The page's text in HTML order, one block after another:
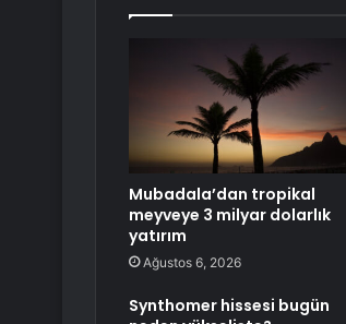
Mubadala’dan tropikal
meyveye 3 milyar dolarlık
yatırım
Ağustos 6, 2026
Synthomer hissesi bugün